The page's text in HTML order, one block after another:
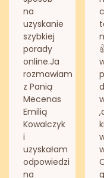
na
uzyskanie
szybkiej
porady
online.Ja
rozmawiam
z Panią
Mecenas
Emilią
Kowalczyk
i
uzyskałam
odpowiedzi
na